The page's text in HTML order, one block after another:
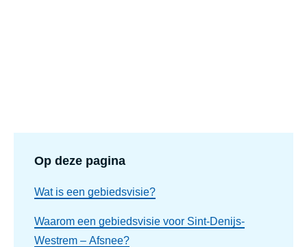
Op deze pagina
Wat is een gebiedsvisie?
Waarom een gebiedsvisie voor Sint-Denijs-
Westrem – Afsnee?